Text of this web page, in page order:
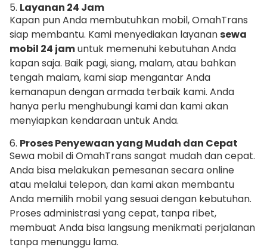
5. Layanan 24 Jam
Kapan pun Anda membutuhkan mobil, OmahTrans
siap membantu. Kami menyediakan layanansewa
mobil 24 jamuntuk memenuhi kebutuhan Anda
kapan saja. Baik pagi, siang, malam, atau bahkan
tengah malam, kami siap mengantar Anda
kemanapun dengan armada terbaik kami. Anda
hanya perlu menghubungi kami dan kami akan
menyiapkan kendaraan untuk Anda.
6. Proses Penyewaan yang Mudah dan Cepat
Sewa mobil di OmahTrans sangat mudah dan cepat.
Anda bisa melakukan pemesanan secara online
atau melalui telepon, dan kami akan membantu
Anda memilih mobil yang sesuai dengan kebutuhan.
Proses administrasi yang cepat, tanpa ribet,
membuat Anda bisa langsung menikmati perjalanan
tanpa menunggu lama.